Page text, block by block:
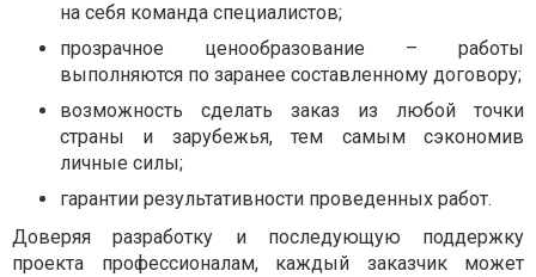
на себя команда специалистов;
прозрачное ценообразование – работы
выполняются по заранее составленному договору;
возможность сделать заказ из любой точки
страны и зарубежья, тем самым сэкономив
личные силы;
гарантии результативности проведенных работ.
Доверяя разработку и последующую поддержку
проекта профессионалам, каждый заказчик может